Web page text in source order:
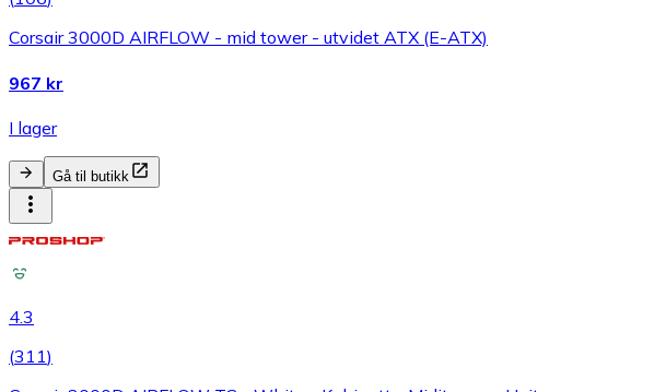
Corsair 3000D AIRFLOW - mid tower - utvidet ATX (E-ATX)
967 kr
I lager
Gå til butikk
4.3
(311)